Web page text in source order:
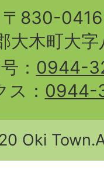
〒830-
大木町大
： 0944-
ス： 0944-
Oki